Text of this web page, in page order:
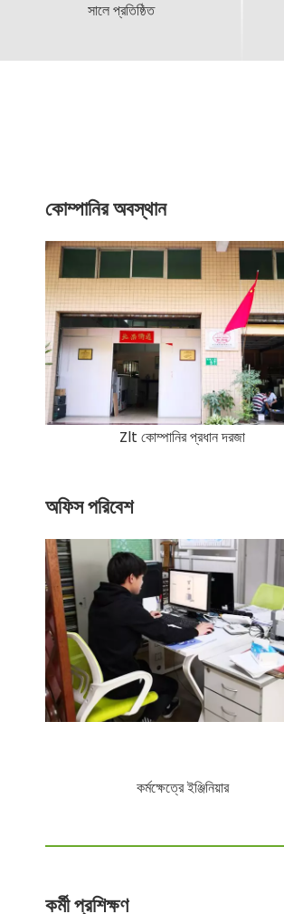
সালে প্রতিষ্ঠিত
কোম্পানির অবস্থান
Zlt কোম্পানির প্রধান দরজা
অফিস পরিবেশ
কর্মক্ষেত্রে ইঞ্জিনিয়ার
কর্মী প্রশিক্ষণ